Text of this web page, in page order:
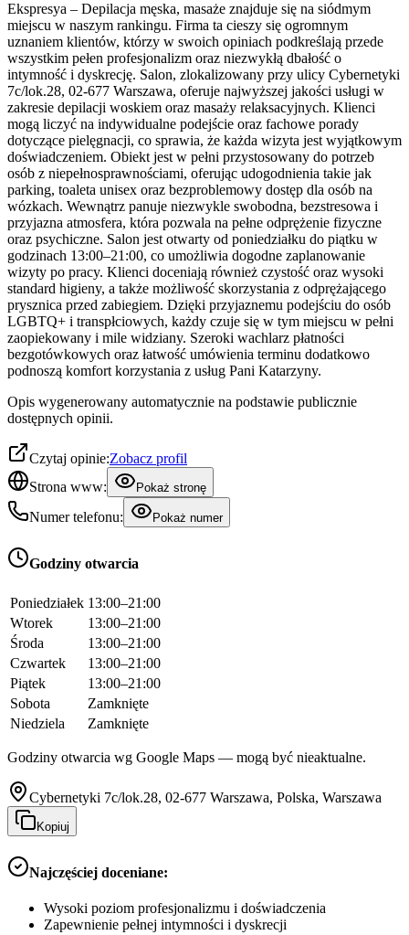
Ekspresya – Depilacja męska, masaże znajduje się na siódmym
miejscu w naszym rankingu. Firma ta cieszy się ogromnym
uznaniem klientów, którzy w swoich opiniach podkreślają przede
wszystkim pełen profesjonalizm oraz niezwykłą dbałość o
intymność i dyskrecję. Salon, zlokalizowany przy ulicy Cybernetyki
7c/lok.28, 02-677 Warszawa, oferuje najwyższej jakości usługi w
zakresie depilacji woskiem oraz masaży relaksacyjnych. Klienci
mogą liczyć na indywidualne podejście oraz fachowe porady
dotyczące pielęgnacji, co sprawia, że każda wizyta jest wyjątkowym
doświadczeniem. Obiekt jest w pełni przystosowany do potrzeb
osób z niepełnosprawnościami, oferując udogodnienia takie jak
parking, toaleta unisex oraz bezproblemowy dostęp dla osób na
wózkach. Wewnątrz panuje niezwykle swobodna, bezstresowa i
przyjazna atmosfera, która pozwala na pełne odprężenie fizyczne
oraz psychiczne. Salon jest otwarty od poniedziałku do piątku w
godzinach 13:00–21:00, co umożliwia dogodne zaplanowanie
wizyty po pracy. Klienci doceniają również czystość oraz wysoki
standard higieny, a także możliwość skorzystania z odprężającego
prysznica przed zabiegiem. Dzięki przyjaznemu podejściu do osób
LGBTQ+ i transpłciowych, każdy czuje się w tym miejscu w pełni
zaopiekowany i mile widziany. Szeroki wachlarz płatności
bezgotówkowych oraz łatwość umówienia terminu dodatkowo
podnoszą komfort korzystania z usług Pani Katarzyny.
Opis wygenerowany automatycznie na podstawie publicznie
dostępnych opinii.
Czytaj opinie:Zobacz profil
Strona www:
Pokaż stronę
Numer telefonu: Pokaż numer
Godziny otwarcia
Poniedziałek 13:00–21:00
Wtorek
13:00–21:00
Środa
13:00–21:00
Czwartek
13:00–21:00
Piątek
13:00–21:00
Sobota
Zamknięte
Niedziela
Zamknięte
Godziny otwarcia wg Google Maps — mogą być nieaktualne.
Cybernetyki 7c/lok.28, 02-677 Warszawa, Polska, Warszawa
Kopiuj
Najczęściej doceniane:
Wysoki poziom profesjonalizmu i doświadczenia
Zapewnienie pełnej intymności i dyskrecji